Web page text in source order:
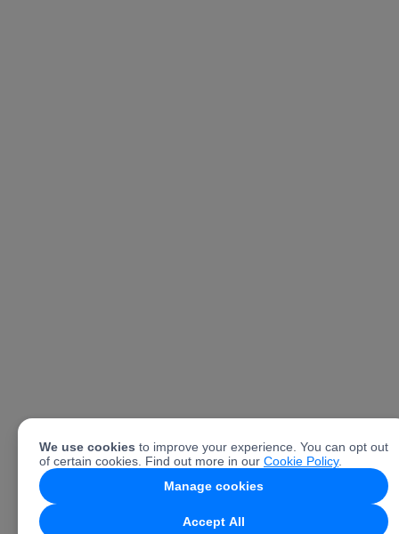
We use cookies to improve your experience. You can opt out
of certain cookies. Find out more in our Cookie Policy.
Manage cookies
Accept All